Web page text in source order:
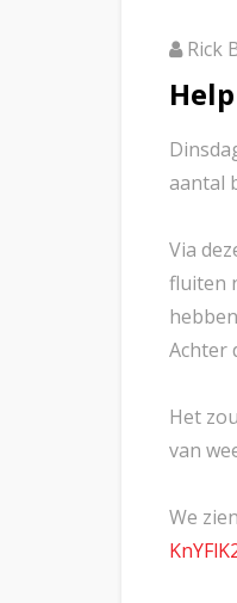
Rick
aantal
Via
fluiten
Achter
Het
van
We